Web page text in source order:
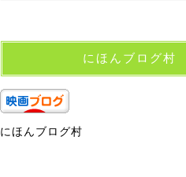
にほんブログ村
にほんブログ村